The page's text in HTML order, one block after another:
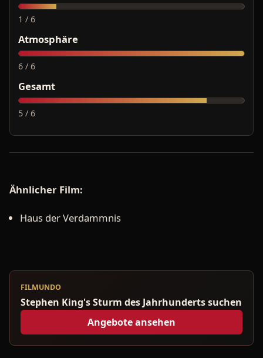
1 / 6
Atmosphäre
6 / 6
Gesamt
5 / 6
Ähnlicher Film:
Haus der Verdammnis
FILMUNDO
Stephen King's Sturm des Jahrhunderts suchen
Angebote ansehen